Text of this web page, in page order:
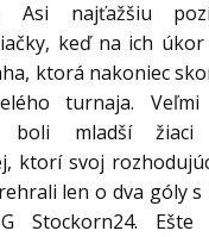
Asi najťažšiu
keď na ich
ktorá nakoniec
turnaja.
boli mladší žiaci
ktorí svoj
len o dva góly s
Stockorn24.